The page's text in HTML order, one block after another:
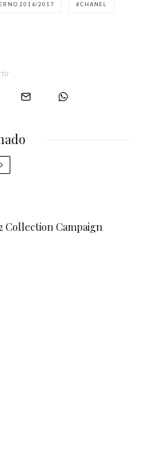
2016/2017 CHANEL
Collection Campaign